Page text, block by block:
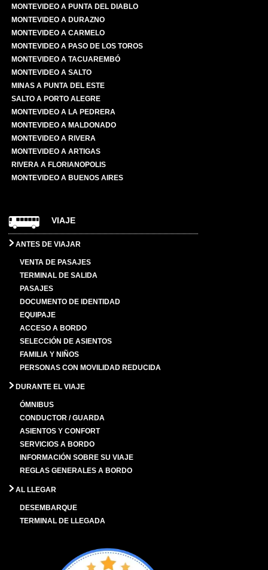
MONTEVIDEO A PUNTA DEL DIABLO
MONTEVIDEO A DURAZNO
MONTEVIDEO A CARMELO
MONTEVIDEO A PASO DE LOS TOROS
MONTEVIDEO A TACUAREMBÓ
MONTEVIDEO A SALTO
MINAS A PUNTA DEL ESTE
SALTO A PORTO ALEGRE
MONTEVIDEO A LA PEDRERA
MONTEVIDEO A MALDONADO
MONTEVIDEO A RIVERA
MONTEVIDEO A ARTIGAS
RIVERA A FLORIANOPOLIS
MONTEVIDEO A BUENOS AIRES
VIAJE
ANTES DE VIAJAR
VENTA DE PASAJES
TERMINAL DE SALIDA
PASAJES
DOCUMENTO DE IDENTIDAD
EQUIPAJE
ACCESO A BORDO
SELECCIÓN DE ASIENTOS
FAMILIA Y NIÑOS
PERSONAS CON MOVILIDAD REDUCIDA
DURANTE EL VIAJE
ÓMNIBUS
CONDUCTOR / GUARDA
ASIENTOS Y CONFORT
SERVICIOS A BORDO
INFORMACIÓN SOBRE SU VIAJE
REGLAS GENERALES A BORDO
AL LLEGAR
DESEMBARQUE
TERMINAL DE LLEGADA